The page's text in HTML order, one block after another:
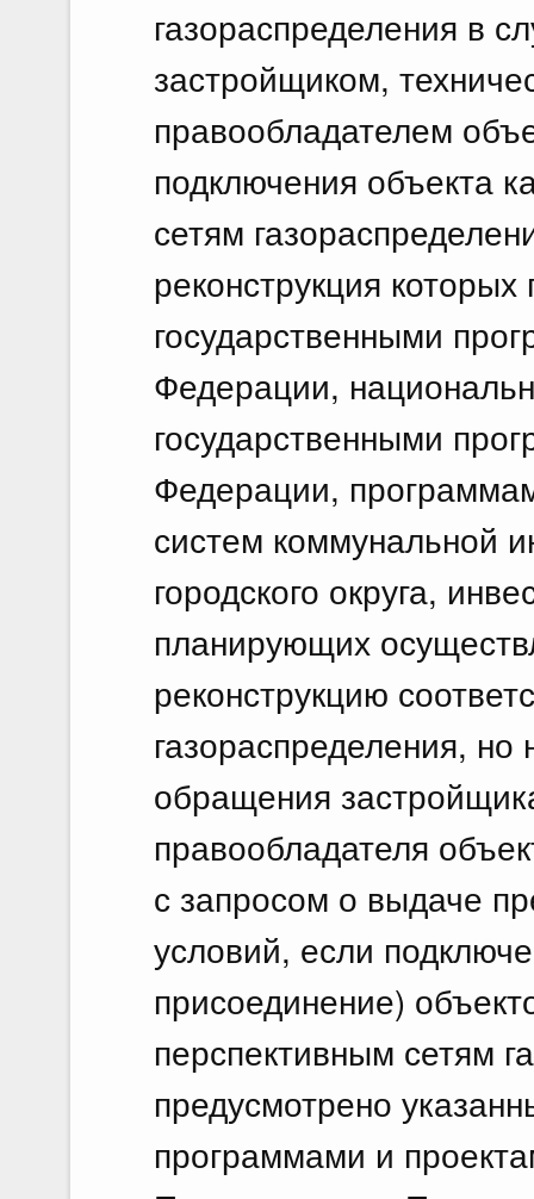
газораспределения в
застройщиком,
правообладателем
подключения объекта
сетям
реконструкция
государственными
Федерации,
государственными
Федерации,
систем коммунальной
городского округа,
планирующих
реконструкцию
газораспределения,
обращения
правообладателя
с запросом о выдаче
условий, если
присоединение)
перспективным сетям
предусмотрено
программами и